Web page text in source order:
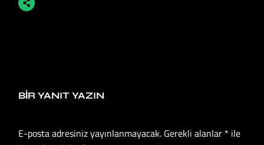
BIR YANIT YAZIN
E-posta adresiniz yayınlanmayacak. Gerekli alanlar * ile